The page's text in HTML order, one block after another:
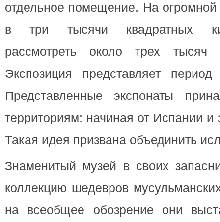
отдельное помещение. На
в три тысячи квадратных
рассмотреть около трех тысяч
Экспозиция представляет
Представленные экспонаты
территориям: начиная от Испании и
Такая идея призвана объединить
Знаменитый музей в своих
коллекцию шедевров
на всеобщее обозрение они